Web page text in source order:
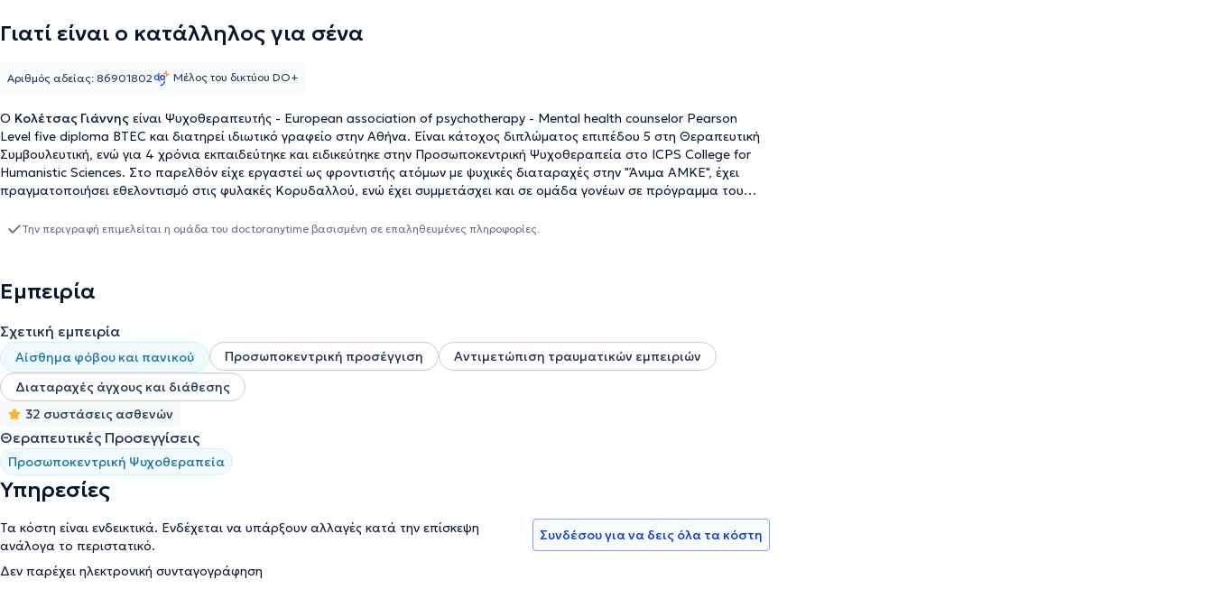
Γιατί είναι ο κατάλληλος για σένα
Ο Κολέτσας Γιάννης είναι Ψυχοθεραπευτής - European association of psychotherapy - Mental health counselor Pearson
Level five diploma BTEC και διατηρεί ιδιωτικό γραφείο στην Αθήνα. Είναι κάτοχος διπλώματος επιπέδου 5 στη Θεραπευτική
Συμβουλευτική, ενώ για 4 χρόνια εκπαιδεύτηκε και ειδικεύτηκε στην Προσωποκεντρική Ψυχοθεραπεία στο ICPS College for
Humanistic Sciences. Στο παρελθόν είχε εργαστεί ως φροντιστής ατόμων με ψυχικές διαταραχές στην "Άνιμα ΑΜΚΕ", έχει
πραγματοποιήσει εθελοντισμό στις φυλακές Κορυδαλλού, ενώ έχει συμμετάσχει και σε ομάδα γονέων σε πρόγραμμα του
και στην ατομική ψυχοθεραπεία. Επιπλέον, είναι μέλος της Πανελλήνιας Ένωσης Επαγγελματιών Προσωποκεντρικής και
Αριθμός αδείας: 86901802 Μέλος του δικτύου DO+
Την περιγραφή επιμελείται η ομάδα του doctoranytime βασισμένη σε επαληθευμένες πληροφορίες.
Εμπειρία
Σχετική εμπειρία
Αίσθημα φόβου και πανικού Προσωποκεντρική προσέγγιση
Αντιμετώπιση τραυματικών εμπειριών
Διαταραχές άγχους και διάθεσης
32 συστάσεις ασθενών
Θεραπευτικές Προσεγγίσεις
Προσωποκεντρική Ψυχοθεραπεία
Υπηρεσίες
Τα κόστη είναι ενδεικτικά. Ενδέχεται να υπάρξουν αλλαγές κατά την επίσκεψη
ανάλογα το περιστατικό.
Δεν παρέχει ηλεκτρονική συνταγογράφηση
Συνδέσου για να δεις όλα τα κόστη